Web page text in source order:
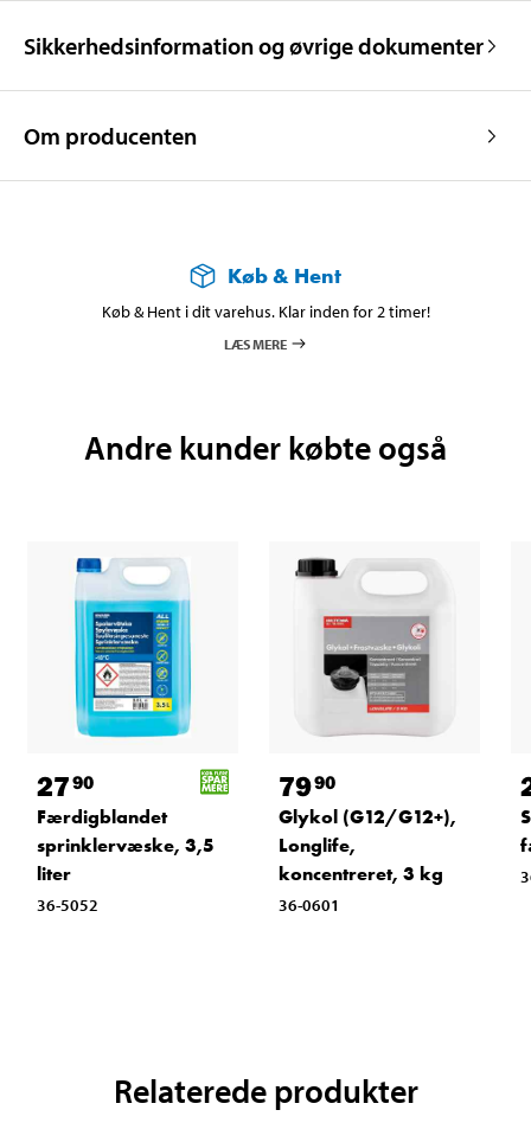
Sikkerhedsinformation og øvrige dokumenter
Om producenten
Køb & Hent
Køb & Hent i dit varehus. Klar inden for 2 timer!
LÆS MERE
Andre kunder købte også
2790
Færdigblandet
sprinklervæske, 3,5
liter
36-5052
7990
Glykol (G12/G12+),
Longlife,
koncentreret, 3 kg
36-0601
Relaterede produkter